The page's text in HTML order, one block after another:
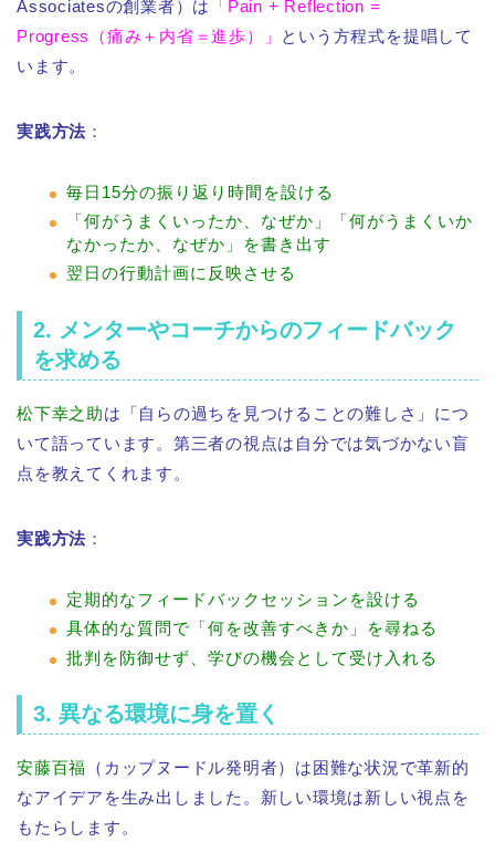
Associatesの創業者）は
「Pain + Reflection =
Progress（痛み＋内省＝進歩）」 という方程式を提唱して
います。
実践方法 ：
毎日15分の振り返り時間を設ける
「何がうまくいったか、なぜか」「何がうまくいか
なかったか、なぜか」を書き出す
翌日の行動計画に反映させる
2. メンターやコーチからのフィードバック
を求める
松下幸之助は「自らの過ちを見つけることの難しさ」につ
いて語っています。第三者の視点は自分では気づかない盲
点を教えてくれます。
実践方法 ：
定期的なフィードバックセッションを設ける
具体的な質問で「何を改善すべきか」を尋ねる
批判を防御せず、学びの機会として受け入れる
3. 異なる環境に身を置く
安藤百福
（カップヌードル発明者）は困難な状況で革新的
なアイデアを生み出しました。新しい環境は新しい視点を
もたらします。